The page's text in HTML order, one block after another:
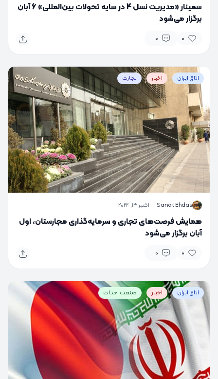
سمینار «مدیریت نسل 4 در سایه تحولات بین‌المللی» 6 آبان
برگزار می‌شود
0
0
اتاق ایران اخبار تجارت
S
Sanat Ehdas
· اکتبر 13, 2024
همایش فرصت‌های تجاری و سرمایه‌گذاری مجارستان، اول
آبان برگزار می‌شود
0
0
اتاق ایران اخبار صنعت احداث